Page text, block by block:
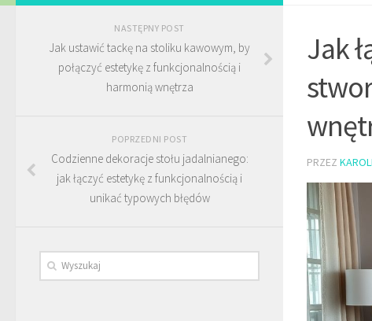
Jak
PRZEZ
NASTĘPNY POST
Jak ustawić tackę na stoliku kawowym, by
połączyć estetykę z funkcjonalnością i
harmonią wnętrza
POPRZEDNI POST
Codzienne dekoracje stołu jadalnianego:
jak łączyć estetykę z funkcjonalnością i
unikać typowych błędów